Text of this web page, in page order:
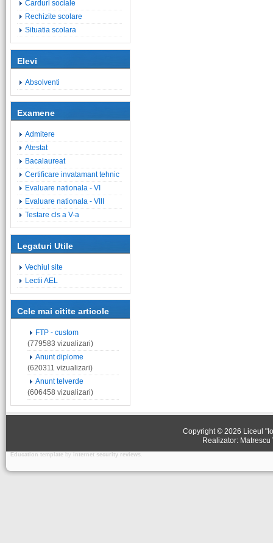
Carduri sociale
Rechizite scolare
Situatia scolara
Elevi
Absolventi
Examene
Admitere
Atestat
Bacalaureat
Certificare invatamant tehnic
Evaluare nationala - VI
Evaluare nationala - VIII
Testare cls a V-a
Legaturi Utile
Vechiul site
Lectii AEL
Cele mai citite articole
FTP - custom
(779583 vizualizari)
Anunt diplome
(620311 vizualizari)
Anunt telverde
(606458 vizualizari)
Copyright © 2026 Liceul
Realizator:
Education template by internet security reviews .